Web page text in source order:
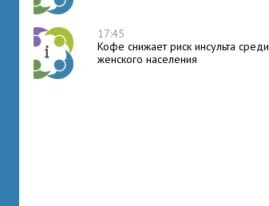
17:45
Кофе снижает риск инсульта среди
женского населения